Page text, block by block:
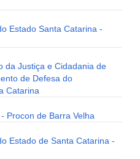
Estado Santa Catarina -
da Justiça e Cidadania de
de Defesa do
Catarina
Procon de Barra Velha
Estado de Santa Catarina -